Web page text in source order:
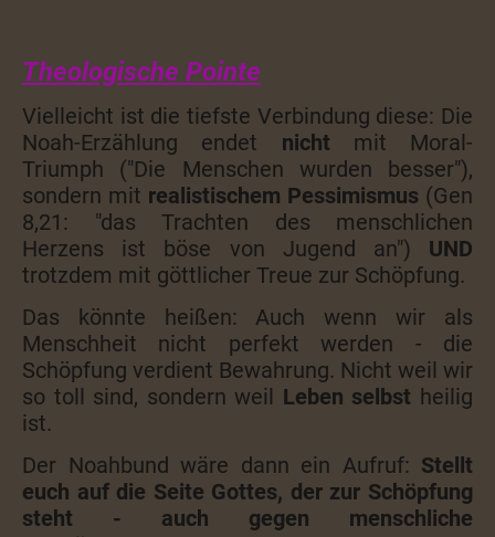
Theologische Pointe
Vielleicht ist die tiefste Verbindung diese: Die
Noah-Erzählung endet nicht mit Moral-
Triumph ("Die Menschen wurden besser"),
sondern mit realistischem Pessimismus (Gen
8,21: "das Trachten des menschlichen
Herzens ist böse von Jugend an") UND
trotzdem mit göttlicher Treue zur Schöpfung.
Das könnte heißen: Auch wenn wir als
Menschheit nicht perfekt werden - die
Schöpfung verdient Bewahrung. Nicht weil wir
so toll sind, sondern weil Leben selbst heilig
ist.
Der Noahbund wäre dann ein Aufruf: Stellt
euch auf die Seite Gottes, der zur Schöpfung
steht - auch gegen menschliche